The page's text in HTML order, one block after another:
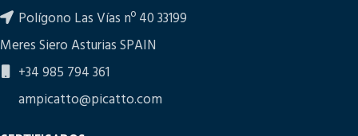
Polígono Las Vías nº 40 33199
Meres Siero Asturias SPAIN
+34 985 794 361
ampicatto@picatto.com